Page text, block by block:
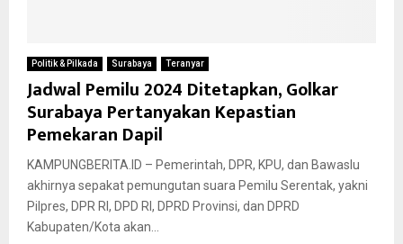
Politik & Pilkada Surabaya Teranyar
Jadwal Pemilu 2024 Ditetapkan, Golkar
Surabaya Pertanyakan Kepastian
Pemekaran Dapil
KAMPUNGBERITA.ID – Pemerintah, DPR, KPU, dan Bawaslu
akhirnya sepakat pemungutan suara Pemilu Serentak, yakni
Pilpres, DPR RI, DPD RI, DPRD Provinsi, dan DPRD
Kabupaten/Kota akan...